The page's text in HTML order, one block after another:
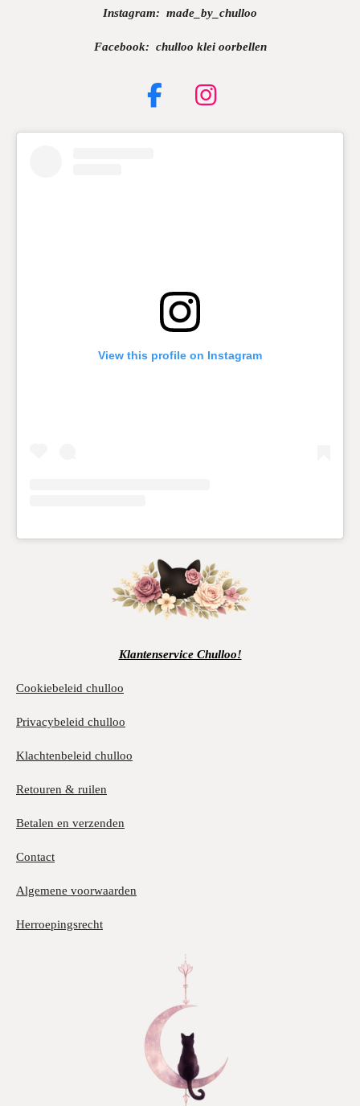
Instagram: made_by_chulloo
Facebook: chulloo klei oorbellen
F
a
I
n
View this profile on Instagram
Klantenservice Chulloo!
Cookiebeleid chulloo
Privacybeleid chulloo
Klachtenbeleid chulloo
Retouren & ruilen
Betalen en verzenden
Contact
Algemene voorwaarden
Herroepingsrecht